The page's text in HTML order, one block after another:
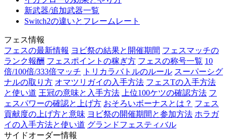
新武器/追加武器一覧
Switch2の違いとフレームレート
フェス情報
フェスの最新情報 ヨビ祭の結果と開催期間 フェスマッチの
ランク報酬 フェスポイントの稼ぎ方 フェスの称号一覧 10
倍/100倍/333倍マッチ
トリカラバトルのルール スーパーシグ
ナルの取り方 オマツリガイの入手方法 フェスTの入手方法
と使い道 王冠の意味と入手方法 上位100ケツの確認方法 フ
ェスパワーの確認と上げ方 おそろいボーナスとは？ フェス
貢献度の上げ方と意味 ヨビ祭の開催期間と参加方法 ホラガ
イの入手方法と使い道 グランドフェスティバル
サイドオーダー情報